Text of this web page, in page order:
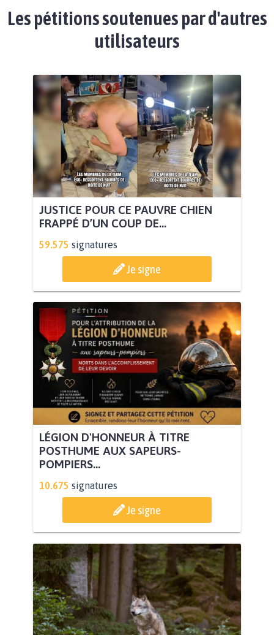
Les pétitions soutenues par d'autres
utilisateurs
JUSTICE POUR CE PAUVRE CHIEN
FRAPPÉ D’UN COUP DE...
59.575 signatures
Je signe
LÉGION D'HONNEUR À TITRE
POSTHUME AUX SAPEURS-
POMPIERS...
10.675 signatures
Je signe